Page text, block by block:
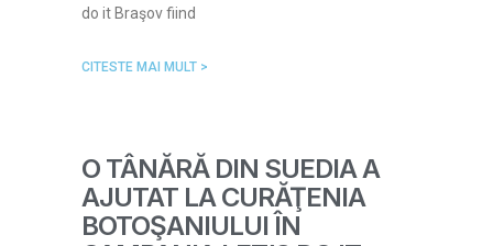
do it Braşov fiind
CITESTE MAI MULT >
O TÂNĂRĂ DIN SUEDIA A
AJUTAT LA CURĂŢENIA
BOTOŞANIULUI ÎN